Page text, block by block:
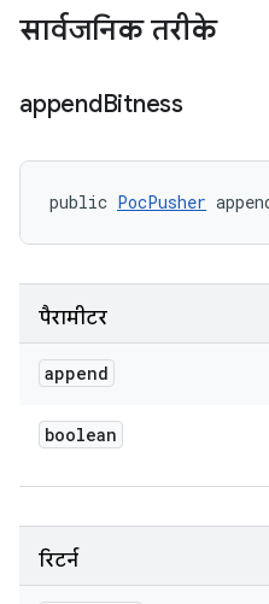
सार्वजनिक तरीके
appendBitness
public PocPusher
पैरामीटर
append
boolean
रिटर्न